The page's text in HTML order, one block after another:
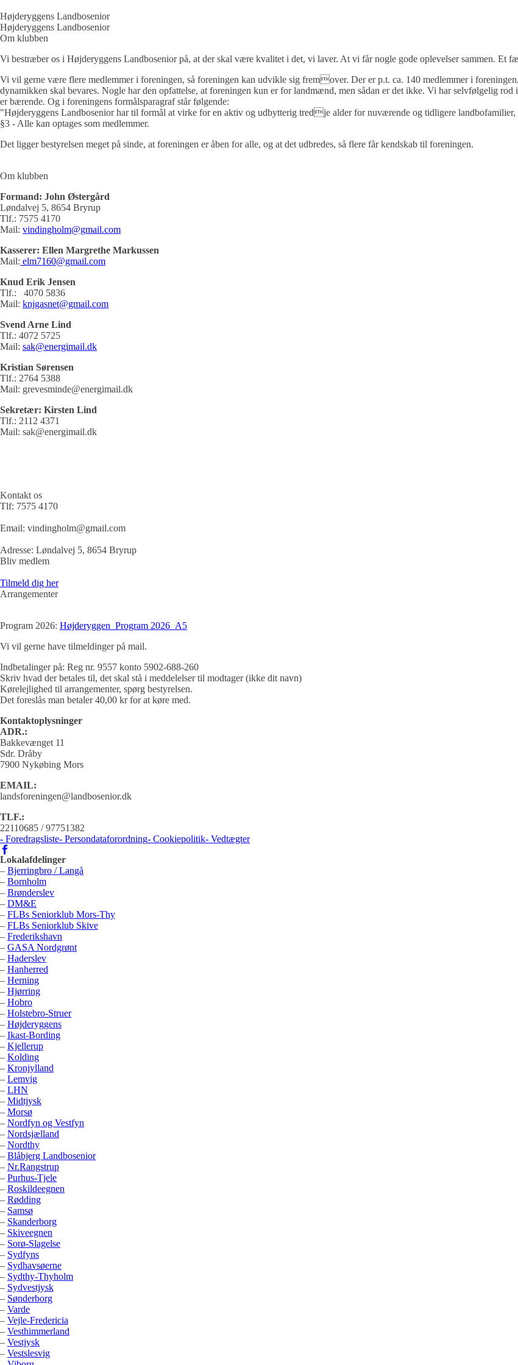
Højderyggens Landbosenior
Højderyggens Landbosenior
Om klubben
Vi bestræber os i Højderyggens Landbosenior på, at der skal være kvalitet i det, vi laver. At vi får nogle gode oplevelser sammen. Et
Vi vil gerne være flere medlemmer i foreningen, så foreningen kan udvikle sig fremover. Der er p.t. ca. 140 medlemmer i
dynamikken skal bevares. Nogle har den opfattelse, at foreningen kun er for landmænd, men sådan er det ikke. Vi har selvfølgelig
er bærende. Og i foreningens formålsparagraf står følgende:
"Højderyggens Landbosenior har til formål at virke for en aktiv og udbytterig tredje alder for nuværende og tidligere
§3 - Alle kan optages som medlemmer.
Det ligger bestyrelsen meget på sinde, at foreningen er åben for alle, og at det udbredes, så flere får kendskab til foreningen.
Om klubben
Formand: John Østergård
Løndalvej 5, 8654 Bryrup
Tlf.: 7575 4170
Mail: vindingholm@gmail.com
Kasserer: Ellen Margrethe Markussen
Mail: elm7160@gmail.com
Knud Erik Jensen
Tlf.: 4070 5836
Mail: knjgasnet@gmail.com
Svend Arne Lind
Tlf.: 4072 5725
Mail: sak@energimail.dk
Kristian Sørensen
Tlf.: 2764 5388
Mail: grevesminde@energimail.dk
Sekretær: Kirsten Lind
Tlf.: 2112 4371
Mail: sak@energimail.dk
Kontakt os
Tlf: 7575 4170
Email: vindingholm@gmail.com
Adresse: Løndalvej 5, 8654 Bryrup
Bliv medlem
Tilmeld dig her
Arrangementer
Program 2026: Højderyggen_Program 2026_A5
Vi vil gerne have tilmeldinger på mail.
Indbetalinger på: Reg nr. 9557 konto 5902-688-260
Skriv hvad der betales til, det skal stå i meddelelser til modtager (ikke dit navn)
Kørelejlighed til arrangementer, spørg bestyrelsen.
Det foreslås man betaler 40,00 kr for at køre med.
Kontaktoplysninger
ADR.:
Bakkevænget 11
Sdr. Dråby
7900 Nykøbing Mors
EMAIL:
landsforeningen@landbosenior.dk
TLF.:
22110685 / 97751382
- Foredragsliste- Persondataforordning- Cookiepolitik- Vedtægter
Lokalafdelinger
– Bjerringbro / Langå
– Bornholm
– Brønderslev
– DM&E
– FLBs Seniorklub Mors-Thy
– FLBs Seniorklub Skive
– Frederikshavn
– GASA Nordgrønt
– Haderslev
– Hanherred
– Herning
– Hjørring
– Hobro
– Holstebro-Struer
– Højderyggens
– Ikast-Bording
– Kjellerup
– Kolding
– Kronjylland
– Lemvig
– LHN
– Midtjysk
– Morsø
– Nordfyn og Vestfyn
– Nordsjælland
– Nordthy
– Blåbjerg Landbosenior
– Nr.Rangstrup
– Purhus-Tjele
– Roskildeegnen
– Rødding
– Samsø
– Skanderborg
– Skiveegnen
– Sorø-Slagelse
– Sydfyns
– Sydhavsøerne
– Sydthy-Thyholm
– Sydvestjysk
– Sønderborg
– Varde
– Vejle-Fredericia
– Vesthimmerland
– Vestjysk
– Vestslesvig